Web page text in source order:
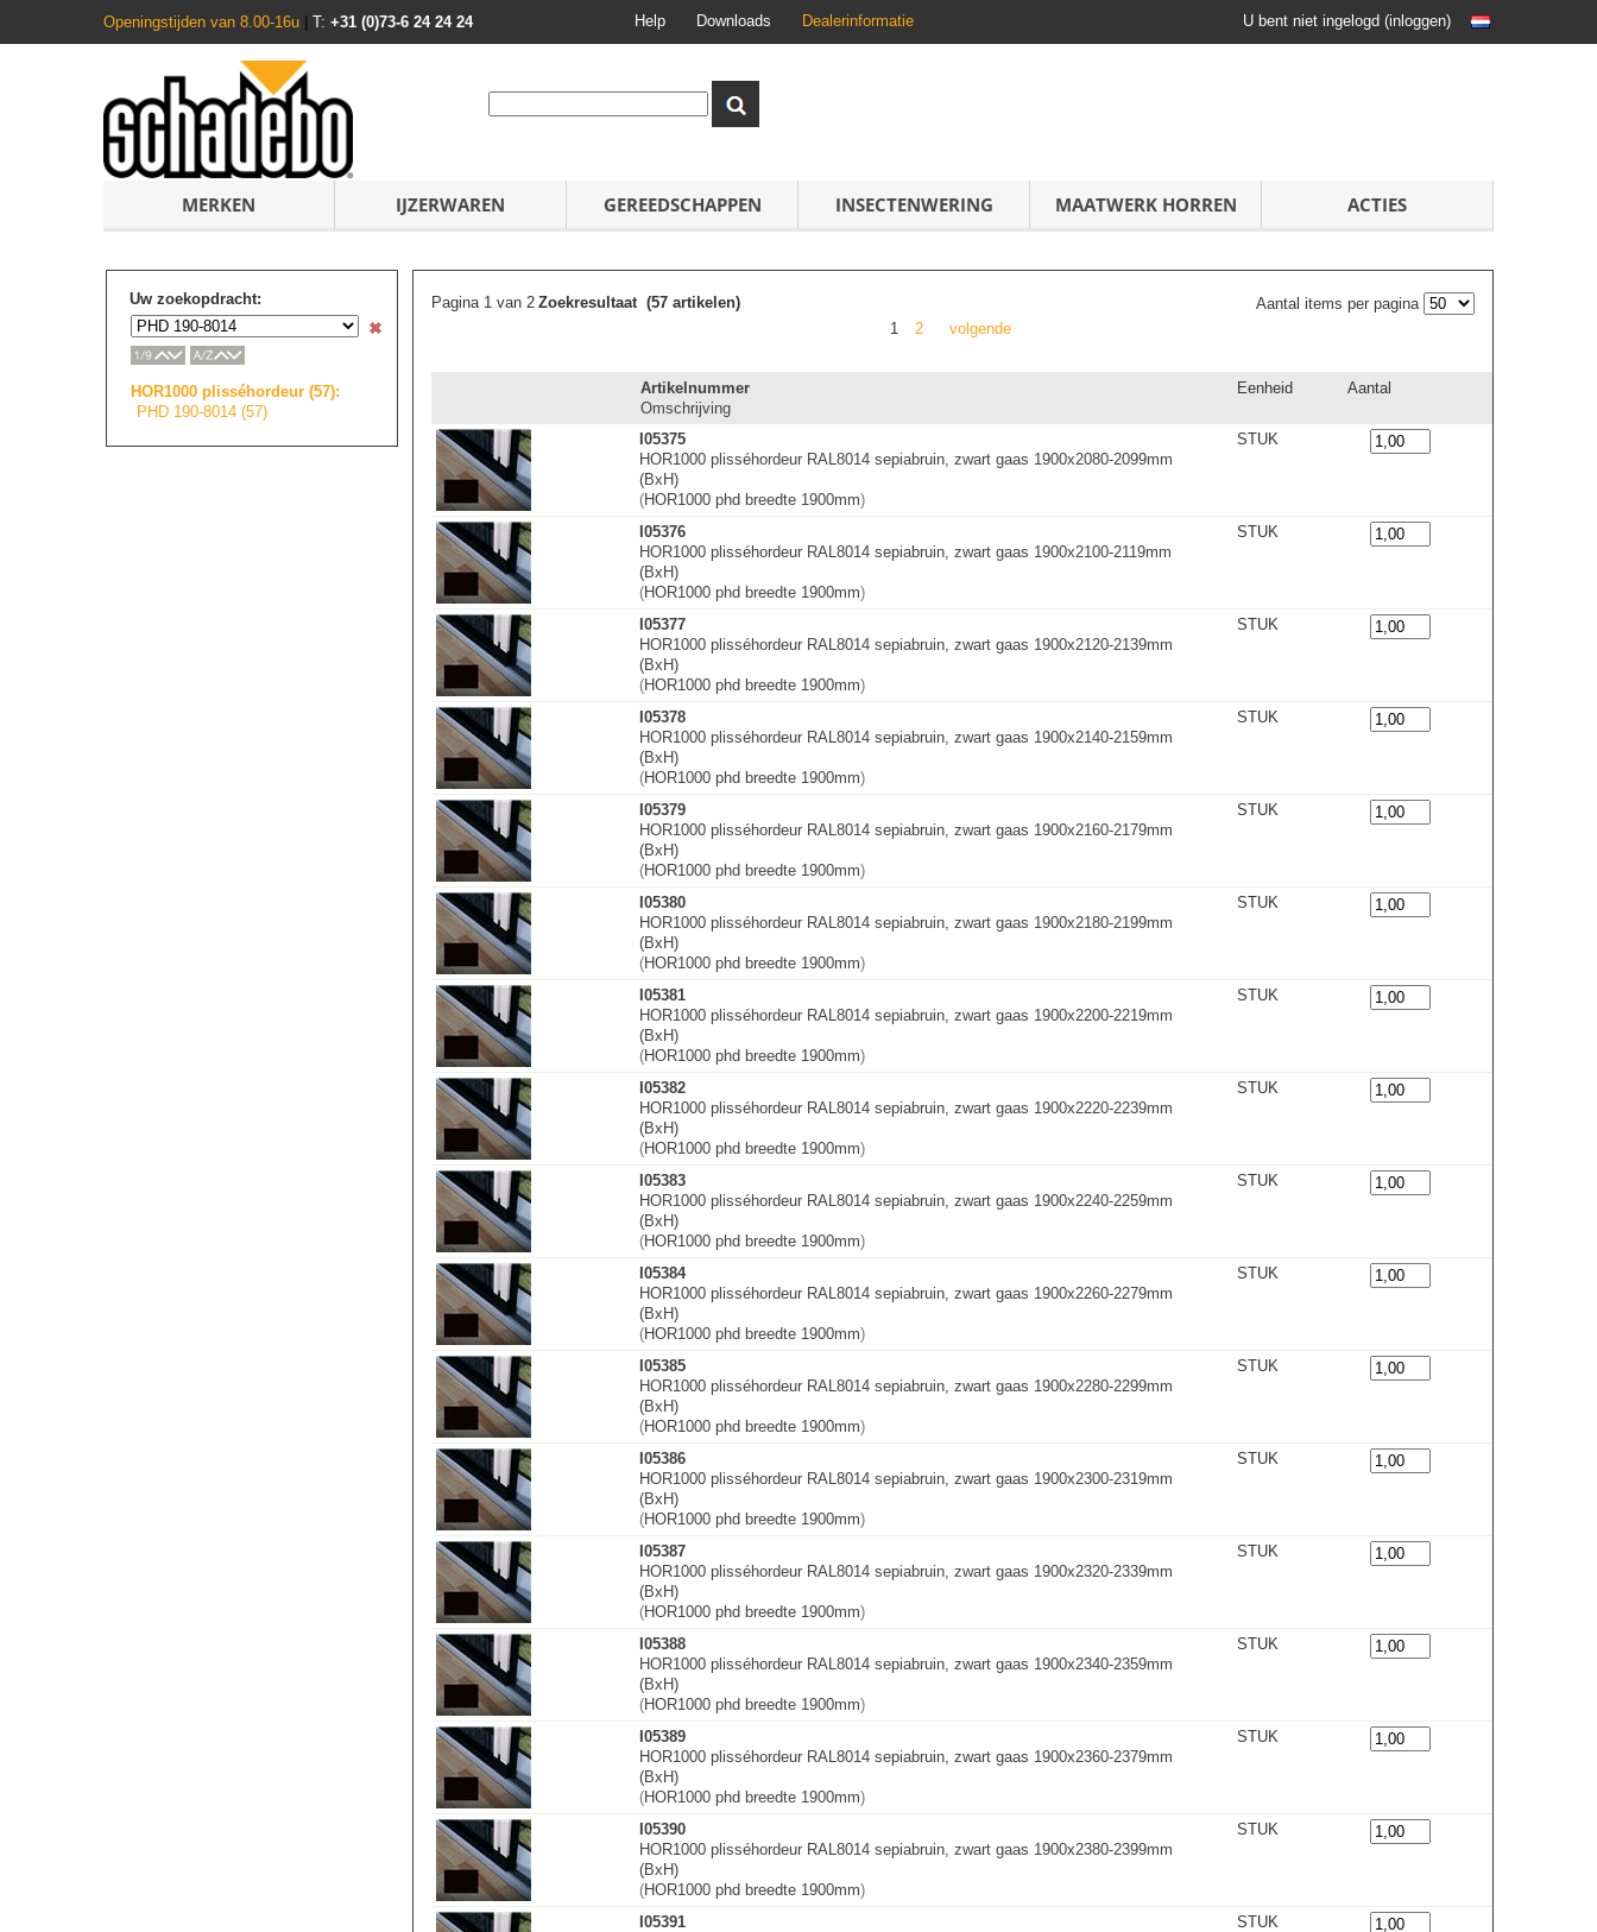
Openingstijden van 8.00-16u T: +31 (0)73-6 24 24 24 Help Downloads Dealerinformatie U bent niet ingelogd (inloggen)
MERKEN IJZERWAREN GEREEDSCHAPPEN INSECTENWERING MAATWERK HORREN ACTIES
Uw zoekopdracht:
HOR1000 plisséhordeur (57):
PHD 190-8014 (57)
Pagina 1 van 2 Aantal items per pagina
Zoekresultaat (57 artikelen)
1
2 volgende
Artikelnummer
Omschrijving
Eenheid Aantal
I05375
HOR1000 plisséhordeur RAL8014 sepiabruin, zwart gaas 1900x2080-2099mm
(BxH)
(HOR1000 phd breedte 1900mm)
STUK
I05376
HOR1000 plisséhordeur RAL8014 sepiabruin, zwart gaas 1900x2100-2119mm
(BxH)
(HOR1000 phd breedte 1900mm)
STUK
I05377
HOR1000 plisséhordeur RAL8014 sepiabruin, zwart gaas 1900x2120-2139mm
(BxH)
(HOR1000 phd breedte 1900mm)
STUK
I05378
HOR1000 plisséhordeur RAL8014 sepiabruin, zwart gaas 1900x2140-2159mm
(BxH)
(HOR1000 phd breedte 1900mm)
STUK
I05379
HOR1000 plisséhordeur RAL8014 sepiabruin, zwart gaas 1900x2160-2179mm
(BxH)
(HOR1000 phd breedte 1900mm)
STUK
I05380
HOR1000 plisséhordeur RAL8014 sepiabruin, zwart gaas 1900x2180-2199mm
(BxH)
(HOR1000 phd breedte 1900mm)
STUK
I05381
HOR1000 plisséhordeur RAL8014 sepiabruin, zwart gaas 1900x2200-2219mm
(BxH)
(HOR1000 phd breedte 1900mm)
STUK
I05382
HOR1000 plisséhordeur RAL8014 sepiabruin, zwart gaas 1900x2220-2239mm
(BxH)
(HOR1000 phd breedte 1900mm)
STUK
I05383
HOR1000 plisséhordeur RAL8014 sepiabruin, zwart gaas 1900x2240-2259mm
(BxH)
(HOR1000 phd breedte 1900mm)
STUK
I05384
HOR1000 plisséhordeur RAL8014 sepiabruin, zwart gaas 1900x2260-2279mm
(BxH)
(HOR1000 phd breedte 1900mm)
STUK
I05385
HOR1000 plisséhordeur RAL8014 sepiabruin, zwart gaas 1900x2280-2299mm
(BxH)
(HOR1000 phd breedte 1900mm)
STUK
I05386
HOR1000 plisséhordeur RAL8014 sepiabruin, zwart gaas 1900x2300-2319mm
(BxH)
(HOR1000 phd breedte 1900mm)
STUK
I05387
HOR1000 plisséhordeur RAL8014 sepiabruin, zwart gaas 1900x2320-2339mm
(BxH)
(HOR1000 phd breedte 1900mm)
STUK
I05388
HOR1000 plisséhordeur RAL8014 sepiabruin, zwart gaas 1900x2340-2359mm
(BxH)
(HOR1000 phd breedte 1900mm)
STUK
I05389
HOR1000 plisséhordeur RAL8014 sepiabruin, zwart gaas 1900x2360-2379mm
(BxH)
(HOR1000 phd breedte 1900mm)
STUK
I05390
HOR1000 plisséhordeur RAL8014 sepiabruin, zwart gaas 1900x2380-2399mm
(BxH)
(HOR1000 phd breedte 1900mm)
STUK
I05391
STUK